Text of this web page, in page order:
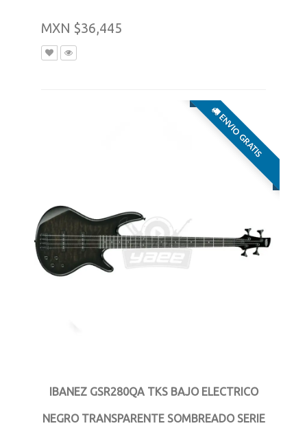
MXN $36,445
ENVIO GRATIS
IBANEZ GSR280QA TKS BAJO ELECTRICO
NEGRO TRANSPARENTE SOMBREADO SERIE